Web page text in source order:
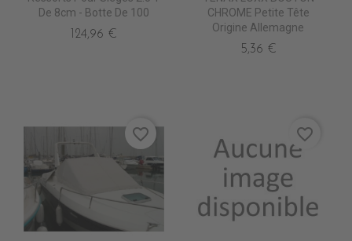
De 8cm - Botte De 100
124,96 €
CHROME Petite Tête
Origine Allemagne
5,36 €
favorite_border favorite_border